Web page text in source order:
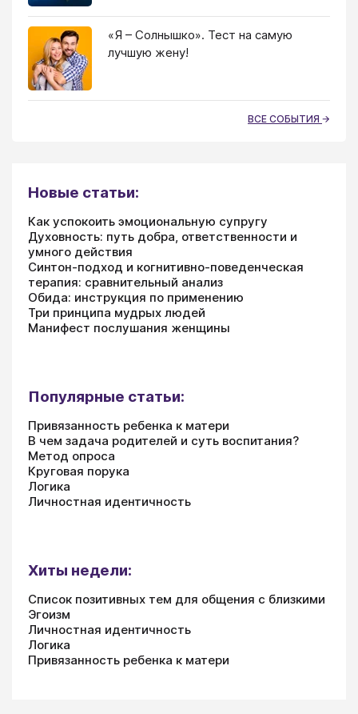
«Я – Солнышко». Тест на самую
лучшую жену!
ВСЕ СОБЫТИЯ
Новые статьи:
Как успокоить эмоциональную супругу
Духовность: путь добра, ответственности и
умного действия
Синтон-подход и когнитивно-поведенческая
терапия: сравнительный анализ
Обида: инструкция по применению
Три принципа мудрых людей
Манифест послушания женщины
Популярные статьи:
Привязанность ребенка к матери
В чем задача родителей и суть воспитания?
Метод опроса
Круговая порука
Логика
Личностная идентичность
Хиты недели:
Список позитивных тем для общения с близкими
Эгоизм
Личностная идентичность
Логика
Привязанность ребенка к матери